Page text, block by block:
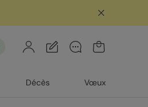
Décès Vœux